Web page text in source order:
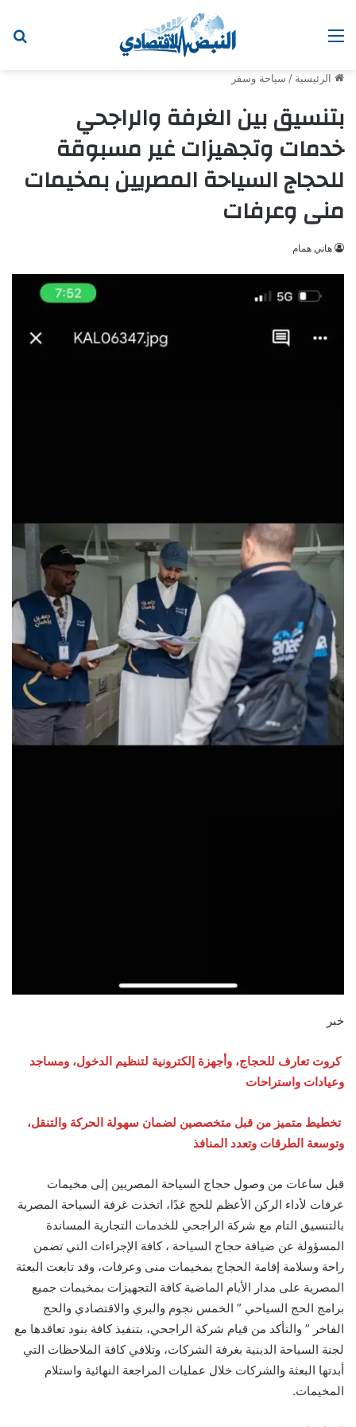
القائمة
الرئيسية / سياحة وسفر
بتنسيق بين الغرفة والراجحي
خدمات وتجهيزات غير مسبوقة
للحجاج السياحة المصريين بمخيمات
منى وعرفات
هاني همام
خبر
كروت تعارف للحجاج، وأجهزة إلكترونية لتنظيم الدخول، ومساجد
وعيادات واستراحات
تخطيط متميز من قبل متخصصين لضمان سهولة الحركة والتنقل،
وتوسعة الطرقات وتعدد المنافذ
قبل ساعات من وصول حجاج السياحة المصريين إلى مخيمات
عرفات لأداء الركن الأعظم للحج غدًا، اتخذت غرفة السياحة المصرية
بالتنسيق التام مع شركة الراجحي للخدمات التجارية المساندة
المسؤولة عن ضيافة حجاج السياحة ، كافة الإجراءات التي تضمن
راحة وسلامة إقامة الحجاج بمخيمات منى وعرفات، وقد تابعت البعثة
المصرية على مدار الأيام الماضية كافة التجهيزات بمخيمات جميع
برامج الحج السياحي ” الخمس نجوم والبري والاقتصادي والحج
الفاخر ” والتأكد من قيام شركة الراجحي، بتنفيذ كافة بنود تعاقدها مع
لجنة السياحة الدينية بغرفة الشركات، وتلافي كافة الملاحظات التي
أبدتها البعثة والشركات خلال عمليات المراجعة النهائية واستلام
المخيمات.